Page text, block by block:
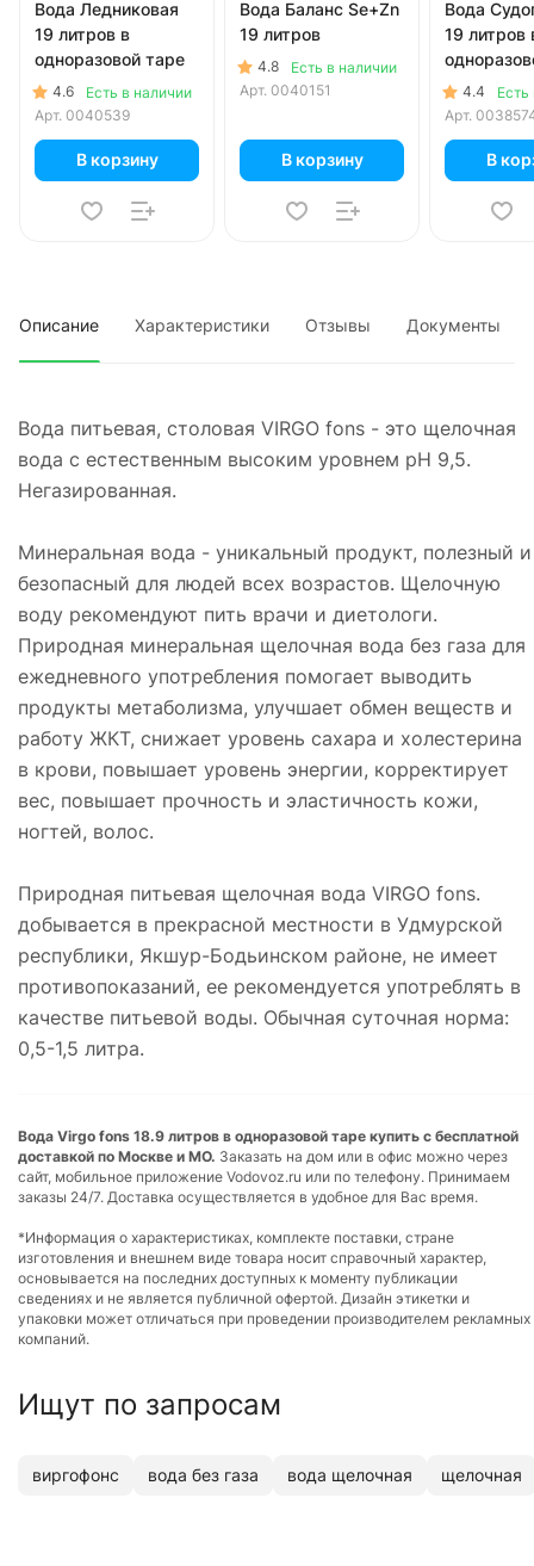
Вода Ледниковая
19 литров в
одноразовой таре
4.6
Есть в наличии
Арт. 0040539
В корзину
Вода Баланс Se+Zn
19 литров
4.8
Есть в наличии
Арт. 0040151
В корзину
Вода
19 литров
4.4
Есть
Арт.
В
Описание Характеристики Отзывы Документы
Вода питьевая, столовая VIRGO fons - это щелочная
вода с естественным высоким уровнем pH 9,5.
Негазированная.
Минеральная вода - уникальный продукт, полезный и
безопасный для людей всех возрастов. Щелочную
воду рекомендуют пить врачи и диетологи.
Природная минеральная щелочная вода без газа для
ежедневного употребления помогает выводить
продукты метаболизма, улучшает обмен веществ и
работу ЖКТ, снижает уровень сахара и холестерина
в крови, повышает уровень энергии, корректирует
вес, повышает прочность и эластичность кожи,
ногтей, волос.
Природная питьевая щелочная вода VIRGO fons.
добывается в прекрасной местности в Удмурской
республики, Якшур-Бодьинском районе, не имеет
противопоказаний, ее рекомендуется употреблять в
качестве питьевой воды. Обычная суточная норма:
0,5-1,5 литра.
Вода Virgo fons 18.9 литров в одноразовой таре купить с бесплатной
доставкой по Москве и МО. Заказать на дом или в офис можно через
сайт, мобильное приложение Vodovoz.ru или по телефону. Принимаем
заказы 24/7. Доставка осуществляется в удобное для Вас время.
*Информация о характеристиках, комплекте поставки, стране
изготовления и внешнем виде товара носит справочный характер,
основывается на последних доступных к моменту публикации
сведениях и не является публичной офертой. Дизайн этикетки и
упаковки может отличаться при проведении производителем рекламных
компаний.
Ищут по запросам
виргофонс вода без газа вода щелочная щелочная